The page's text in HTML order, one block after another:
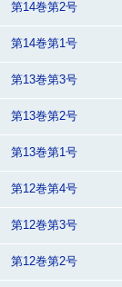
第14巻第2号
第14巻第1号
第13巻第3号
第13巻第2号
第13巻第1号
第12巻第4号
第12巻第3号
第12巻第2号